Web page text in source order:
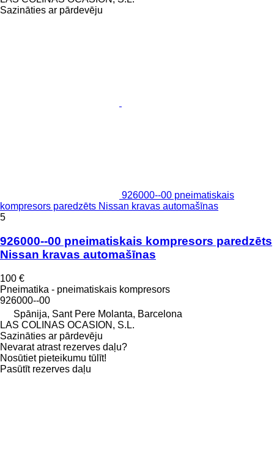
Sazināties ar pārdevēju
926000--00 pneimatiskais
kompresors paredzēts Nissan kravas automašīnas
5
926000--00 pneimatiskais kompresors paredzēts
Nissan kravas automašīnas
100 €
Pneimatika - pneimatiskais kompresors
926000--00
Spānija, Sant Pere Molanta, Barcelona
LAS COLINAS OCASION, S.L.
Sazināties ar pārdevēju
Nevarat atrast rezerves daļu?
Nosūtiet pieteikumu tūlīt!
Pasūtīt rezerves daļu